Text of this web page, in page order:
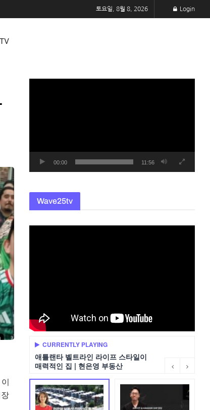
토요일, 8월 8, 2026 Login
00:00 11:56
Wave25tv
CURRENTLY PLAYING
애틀랜타 벨트라인 라이프 스타일이
매력적인 집 | 현은영 부동산